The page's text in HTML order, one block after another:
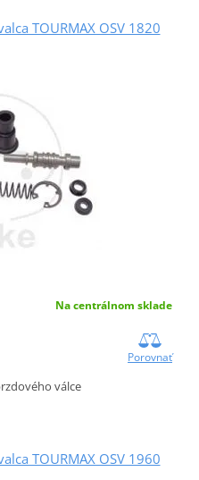
TOURMAX OSV 1820
Na centrálnom sklade
Porovnať
válce
TOURMAX OSV 1960